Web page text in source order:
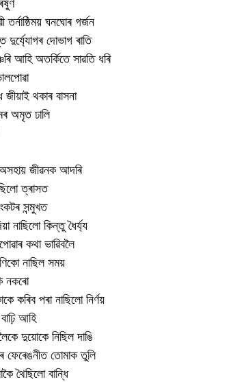
তৰ্নাষ্ঠিময় ঘনঘোৰ গৰ্জন
দুৰ্য্যোগৰ দোভাগ ৰাতি
আহি অতৰ্কিতে সাৱতি ধৰি
জীয়াই থকাৰ বাসনা
অমৃত ঢালি
অসহায় জীৱনক আদৰি
ত্ৰাসত
সন্মুখত
নাছিলো কিন্তু ধৈৰ্য্য
কথা ভাৱিবলৈ
নাছিল সময়
নকৰো
কৰিব পৰা নাছিলো নিৰ্ণয়
আহি
দুয়োকে নিছিল দাঙি
তোমাক তুলি
থৈছিলো বান্ধি